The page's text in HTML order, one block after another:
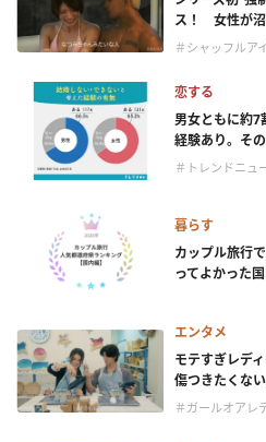
ス！ 女性が
＃シャッフルア
恋する
男女ともに約7
経験あり。そ
＃トレンドニュ
暮らす
カップル旅行
ってよかった
エンタメ
モテすぎレデ
傷つきたくな
＃ガールオアレ